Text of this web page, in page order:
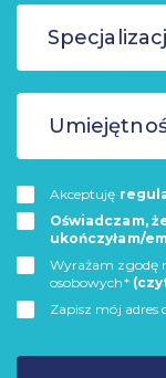
Akceptuję
Oświadczam,
ukończyłam/
Wyrażam zgodę
osobowych*
Zapisz mój adres